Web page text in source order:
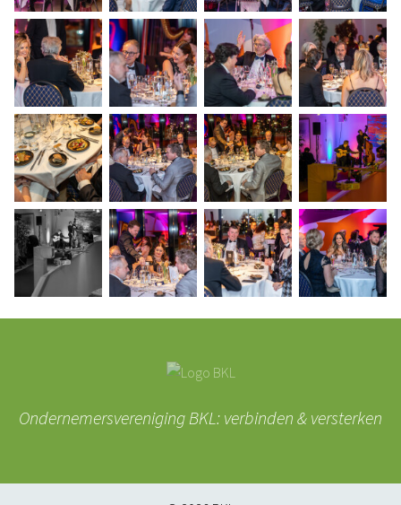
Ondernemersvereniging BKL: verbinden & versterken